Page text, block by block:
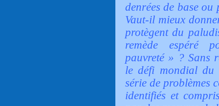
denrées de base
Vaut-il mieux
protègent du
remède espéré
pauvreté » ? Sans
le défi mondial du
série de problèmes
identifiés et